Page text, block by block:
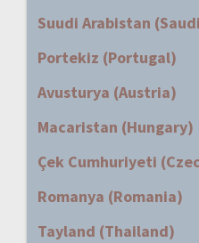
Suudi Arabistan
Portekiz (Portugal)
Avusturya (Austria)
Macaristan (Hungary)
Çek Cumhuriyeti
Romanya (Romania)
Tayland (Thailand)